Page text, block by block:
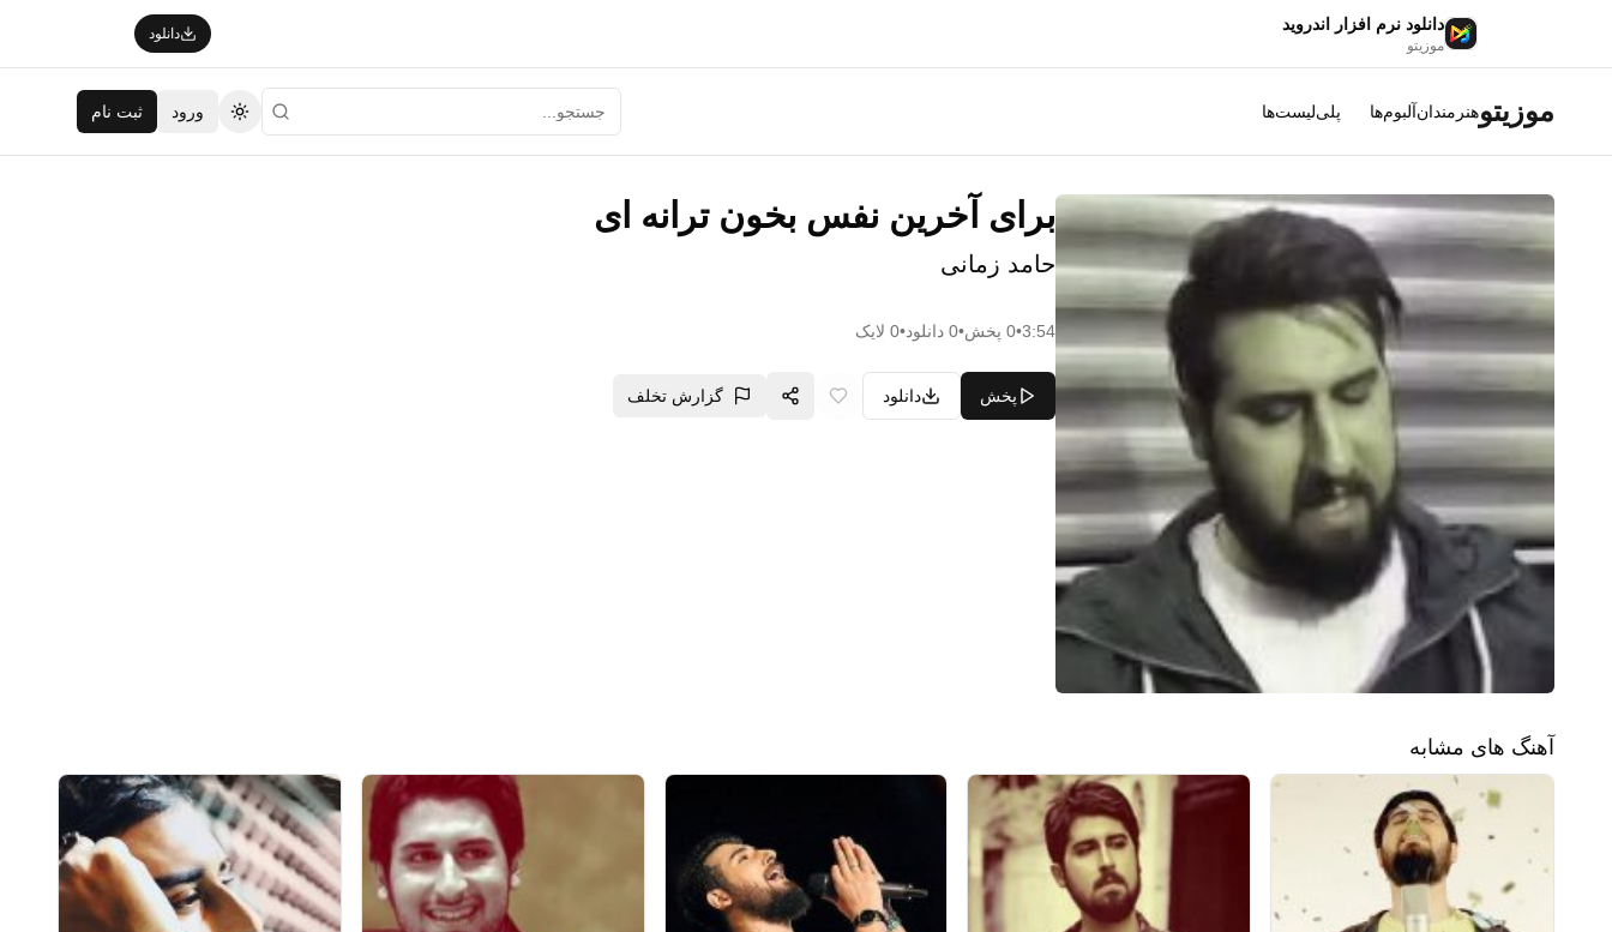
دانلود نرم افزار اندروید
موزیتو
دانلود
موزیتوهنرمندانآلبوم‌ها پلی‌لیست‌ها
تغییر تم
ورود ثبت نام
برای آخرین نفس بخون ترانه ای
حامد زمانی
3:54
•
0پخش•
0دانلود•
0لایک
پخش دانلود گزارش تخلف
آهنگ های مشابه